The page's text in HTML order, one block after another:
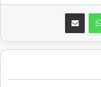
واتساب مشاركة عبر البريد